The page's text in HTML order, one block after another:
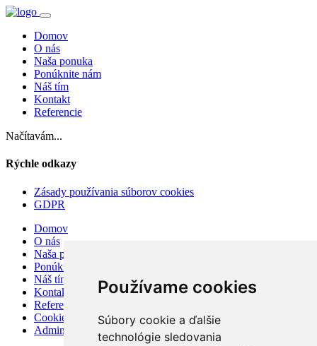
Používame cookies
Súbory cookie a ďalšie
technológie sledovania
Domov
O nás
Naša ponuka
Ponúknite nám
Náš tím
Kontakt
Referencie
Načítavám...
Rýchle odkazy
Zásady používania súborov cookies
GDPR
Domov
O nás
Naša ponuka
Ponúknite nám
Náš tím
Kontakt
Referencie
Cookies
Admin